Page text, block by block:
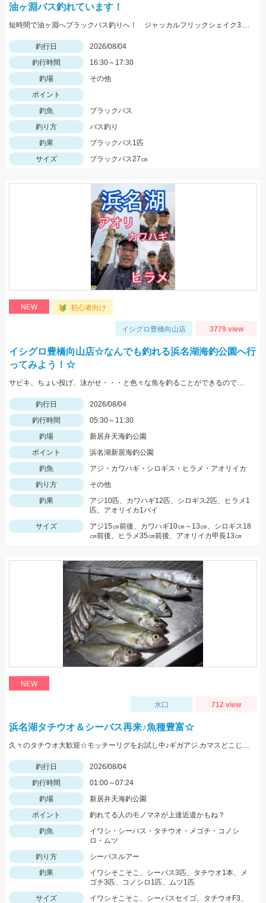
油ヶ淵バス釣れています！
短時間で油ヶ淵へブラックバス釣りへ！ ジャッカルフリックシェイク3.8のノーシンカーワッキーでGET!
釣行日
2026/08/04
釣行時間
16:30～17:30
釣場
その他
ポイント
釣魚
ブラックバス
釣り方
バス釣り
釣果
ブラックバス1匹
サイズ
ブラックバス27㎝
NEW 初心者向け
イシグロ豊橋向山店 3779 view
イシグロ豊橋向山店☆なんでも釣れる浜名湖海釣公園へ行
ってみよう！☆
サビキ、ちょい投げ、泳がせ・・・と色々な魚を釣ることができるので仕掛けも何種類か用意していけば楽しむことができますよ！
釣行日
2026/08/04
釣行時間
05:30～11:30
釣場
新居弁天海釣公園
ポイント
浜名湖新居海釣公園
釣魚
アジ・カワハギ・シロギス・ヒラメ・アオリイカ
釣り方
その他
釣果
アジ10匹、カワハギ12匹、シロギス2匹、ヒラメ1
匹、アオリイカ1パイ
サイズ
アジ15㎝前後、カワハギ10㎝～13㎝、シロギス18
㎝前後、ヒラメ35㎝前後、アオリイカ甲長13㎝
NEW
水口 712 view
浜名湖タチウオ＆シーバス再来♪魚種豊富☆
久々のタチウオ大歓迎☆モッチーリグをお試し中♪ギガアジ.カマスどこじゃ？
釣行日
2026/08/04
釣行時間
01:00～07:24
釣場
新居弁天海釣公園
ポイント
釣れてる人のモノマネが上達近道かもね？
釣魚
イワシ・シーバス・タチウオ・メゴチ・コノシ
ロ・ムツ
釣り方
シーバスルアー
釣果
イワシそこそこ、シーバス3匹、タチウオ1本、メ
ゴチ3匹、コノシロ1匹、ムツ1匹
サイズ
イワシそこそこ、シーバスセイゴ、タチウオF3、